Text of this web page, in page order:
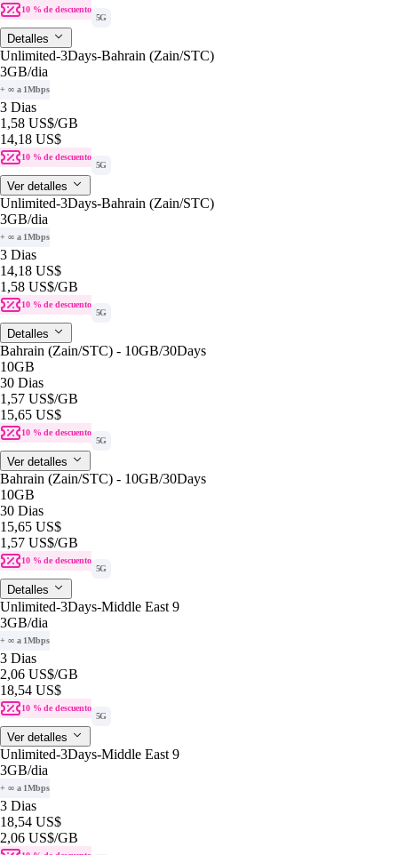
10 % de descuento
5G
Detalles
Unlimited-3Days-Bahrain (Zain/STC)
3GB/dia
+ ∞ a 1Mbps
3 Dias
1,58 US$/GB
14,18 US$
10 % de descuento
5G
Ver detalles
Unlimited-3Days-Bahrain (Zain/STC)
3GB/dia
+ ∞ a 1Mbps
3 Dias
14,18 US$
1,58 US$/GB
10 % de descuento
5G
Detalles
Bahrain (Zain/STC) - 10GB/30Days
10GB
30 Dias
1,57 US$/GB
15,65 US$
10 % de descuento
5G
Ver detalles
Bahrain (Zain/STC) - 10GB/30Days
10GB
30 Dias
15,65 US$
1,57 US$/GB
10 % de descuento
5G
Detalles
Unlimited-3Days-Middle East 9
3GB/dia
+ ∞ a 1Mbps
3 Dias
2,06 US$/GB
18,54 US$
10 % de descuento
5G
Ver detalles
Unlimited-3Days-Middle East 9
3GB/dia
+ ∞ a 1Mbps
3 Dias
18,54 US$
2,06 US$/GB